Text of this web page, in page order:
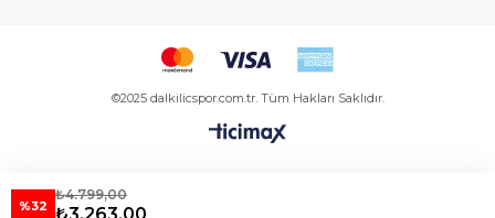
©2025 dalkilicspor.com.tr. Tüm Hakları Saklıdır.
%32
₺4.799,00